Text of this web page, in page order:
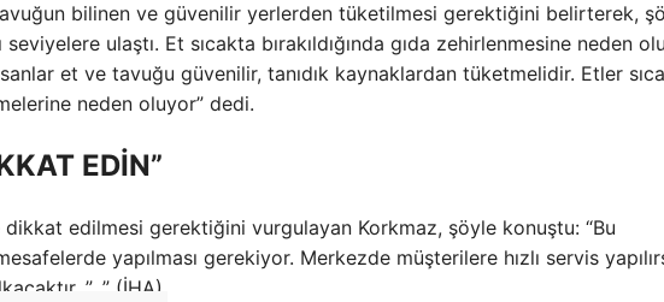
bilinen ve güvenilir yerlerden tüketilmesi gerektiğini belirterek,
seviyelere ulaştı. Et sıcakta bırakıldığında gıda zehirlenmesine neden
et ve tavuğu güvenilir, tanıdık kaynaklardan tüketmelidir. Etler
neden oluyor” dedi.
EDİN”
edilmesi gerektiğini vurgulayan Korkmaz, şöyle konuştu: “Bu
yapılması gerekiyor. Merkezde müşterilere hızlı servis
” .” (İHA)